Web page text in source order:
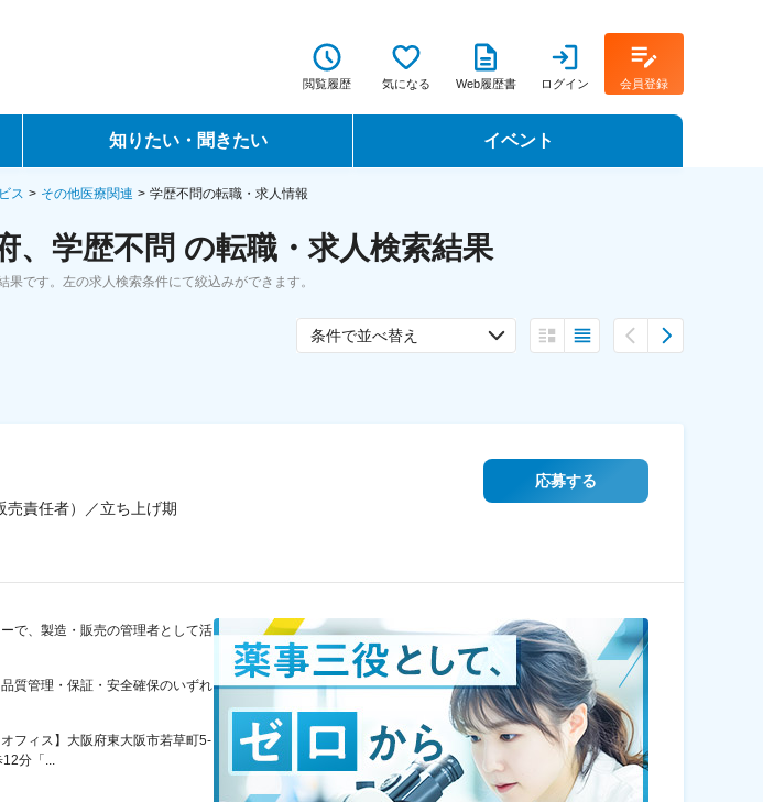
閲覧履歴 気になる Web履歴書 ログイン 会員登録
知りたい・聞きたい
転職ノウハウ
データで見る転職
イベント
転職フェア
ス その他医療関連 学歴不問の転職・求人情報
、学歴不問 の転職・求人検索結果
です。左の求人検索条件にて絞込みができます。
条件で並べ替え
売責任者）／立ち上げ期
応募する
で、製造・販売の管理者として活
質管理・保証・安全確保のいずれ
フィス】大阪府東大阪市若草町5-
分「...